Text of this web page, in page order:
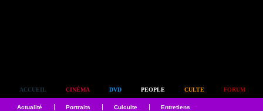
ACCUEIL CINÉMA DVD PEOPLE CULTE FORUM
Actualité Portraits Culculte Entretiens